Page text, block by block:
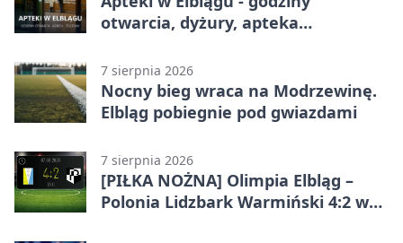
otwarcia, dyżury, apteka
7 sierpnia 2026
Nocny bieg wraca na Modrzewinę.
Elbląg pobiegnie pod gwiazdami
7 sierpnia 2026
[PIŁKA NOŻNA] Olimpia Elbląg –
Polonia Lidzbark Warmiński 4:2 w